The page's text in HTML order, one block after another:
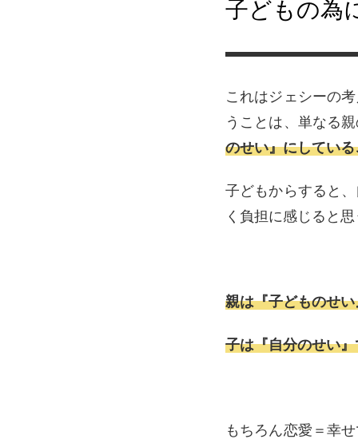
子どもの為
これはジェシーの
うことは、単なる
のせい』にしている
子どもからすると
く負担に感じると
親は『子どものせ
子は『自分のせい
もちろん恋愛＝幸